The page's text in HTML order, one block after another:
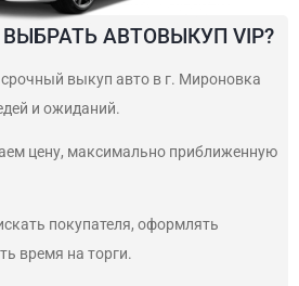
АВТОВЫКУП VIP?
выкуп авто в г. Мироновка
и ожиданий.
цену, максимально приближенную
покупателя, оформлять
время на торги.